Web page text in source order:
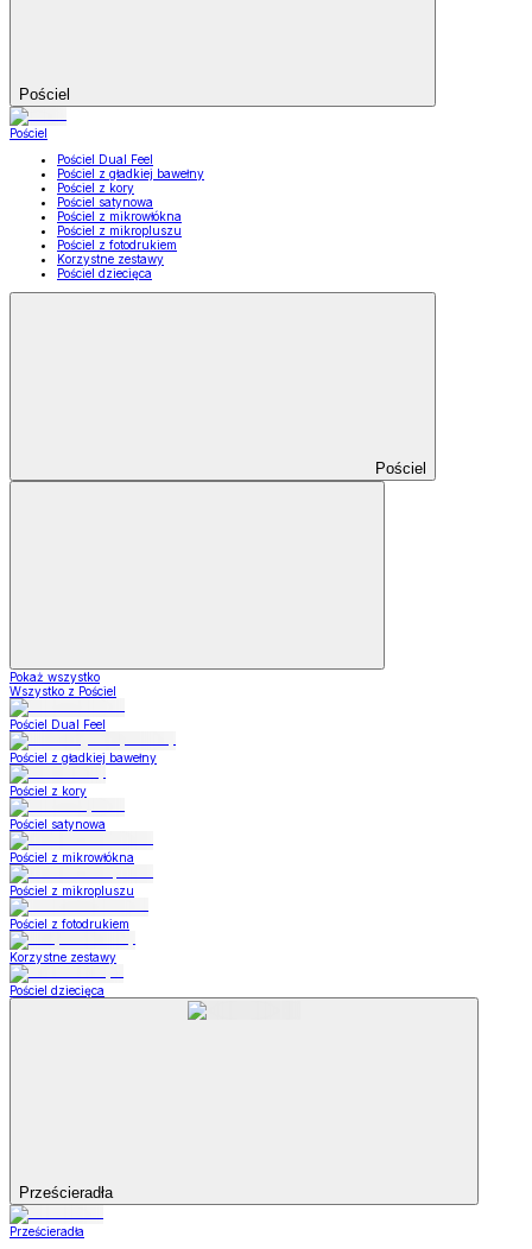
Pościel
Pościel
Pościel Dual Feel
Pościel z gładkiej bawełny
Pościel z kory
Pościel satynowa
Pościel z mikrowłókna
Pościel z mikropluszu
Pościel z fotodrukiem
Korzystne zestawy
Pościel dziecięca
Pościel
Pokaż wszystko
Wszystko z Pościel
Pościel Dual Feel
Pościel z gładkiej bawełny
Pościel z kory
Pościel satynowa
Pościel z mikrowłókna
Pościel z mikropluszu
Pościel z fotodrukiem
Korzystne zestawy
Pościel dziecięca
Prześcieradła
Prześcieradła